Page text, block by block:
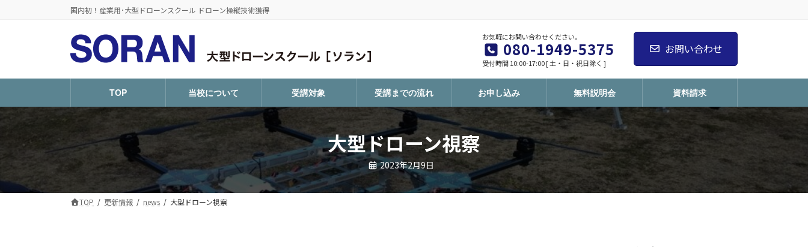
へ
キ
ッ
ョ
に
移
国内初！産業用･大型ドローンスクール ドローン操縦技術獲得
お気軽にお問い合わせください。
080-1949-5375
受付時間 10:00-17:00 [ 土・日・祝日除く ]
お問い合わせ
TOP 当校について 受講対象 受講までの流れ お申し込み 無料説明会 資料請求
大型ドローン視察
2023年2月9日
TOP 更新情報 news 大型ドローン視察